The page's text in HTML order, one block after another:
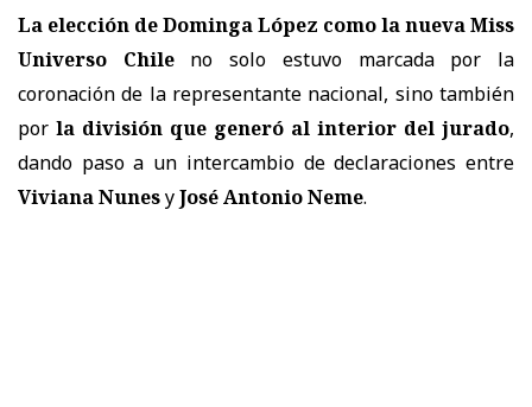
La elección de Dominga López como la nueva Miss
Universo Chileno solo estuvo marcada por la
coronación de la representante nacional, sino también
por la división que generó al interior del jurado,
dando paso a un intercambio de declaraciones entre
Viviana NunesyJosé Antonio Neme.